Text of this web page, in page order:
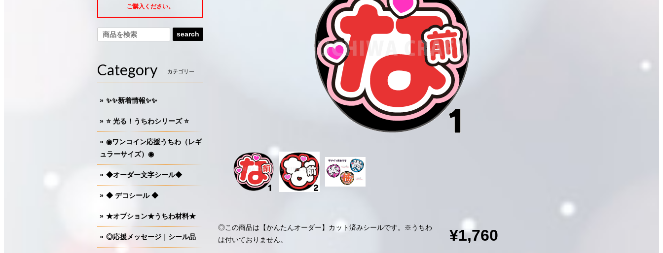
◎この商品は【かんたんオーダー】カット済みシールです。※うちわ
は付いておりません。
¥1,760
ご購入ください。
search
Category カテゴリー
✨✨新着情報✨✨
⭐️ 光る！うちわシリーズ ⭐️
◉ワンコイン応援うちわ（レギ
ュラーサイズ）◉
◆オーダー文字シール◆
◆ デコシール ◆
★オプション★うちわ材料★
◎応援メッセージ｜シール品